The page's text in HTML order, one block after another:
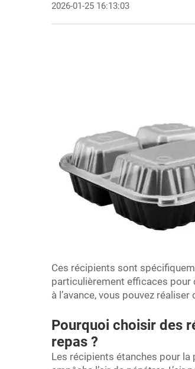
2026-01-25 16:13:03
Ces récipients sont
particulièrement efficaces pour
à l’avance, vous pouvez
Pourquoi choisir des
repas ?
Les récipients étanches pour